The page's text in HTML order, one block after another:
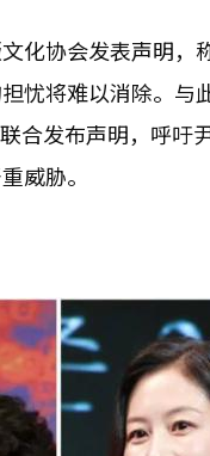
化协会发表声明
忧将难以消除。
合发布声明，呼
威胁。